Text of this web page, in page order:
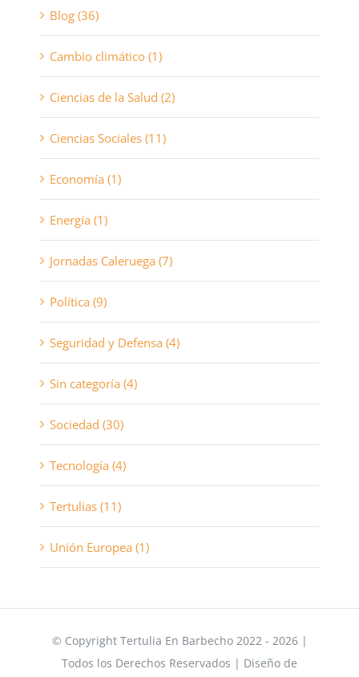
Blog (36)
Cambio climático (1)
Ciencias de la Salud (2)
Ciencias Sociales (11)
Economía (1)
Energía (1)
Jornadas Caleruega (7)
Política (9)
Seguridad y Defensa (4)
Sin categoría (4)
Sociedad (30)
Tecnología (4)
Tertulias (11)
Unión Europea (1)
© Copyright Tertulia En Barbecho 2022 - 2026 |
Todos los Derechos Reservados | Diseño de